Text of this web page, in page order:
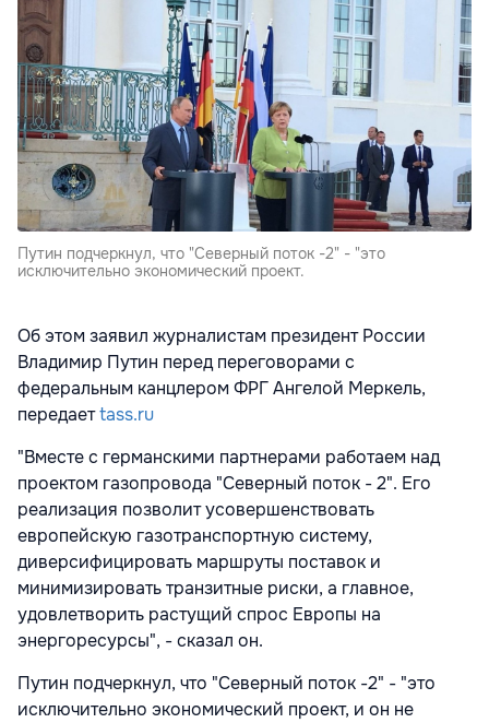
Путин подчеркнул, что "Северный поток -2" - "это
исключительно экономический проект.
Об этом заявил журналистам президент России
Владимир Путин перед переговорами с
федеральным канцлером ФРГ Ангелой Меркель,
передаетtass.ru
"Вместе с германскими партнерами работаем над
проектом газопровода "Северный поток - 2". Его
реализация позволит усовершенствовать
европейскую газотранспортную систему,
диверсифицировать маршруты поставок и
минимизировать транзитные риски, а главное,
удовлетворить растущий спрос Европы на
энергоресурсы", - сказал он.
Путин подчеркнул, что "Северный поток -2" - "это
исключительно экономический проект, и он не